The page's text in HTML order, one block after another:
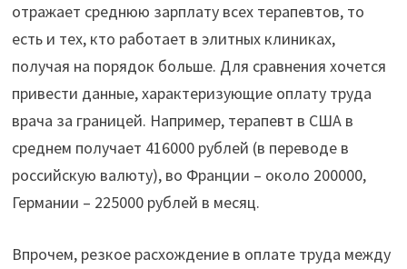
отражает среднюю зарплату всех терапевтов, то
есть и тех, кто работает в элитных клиниках,
получая на порядок больше. Для сравнения хочется
привести данные, характеризующие оплату труда
врача за границей. Например, терапевт в США в
среднем получает 416000 рублей (в переводе в
российскую валюту), во Франции – около 200000,
Германии – 225000 рублей в месяц.
Впрочем, резкое расхождение в оплате труда между